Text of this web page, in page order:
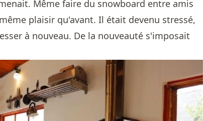
Même faire du snowboard entre amis
plaisir qu'avant. Il était devenu stressé,
à nouveau. De la nouveauté s'imposait